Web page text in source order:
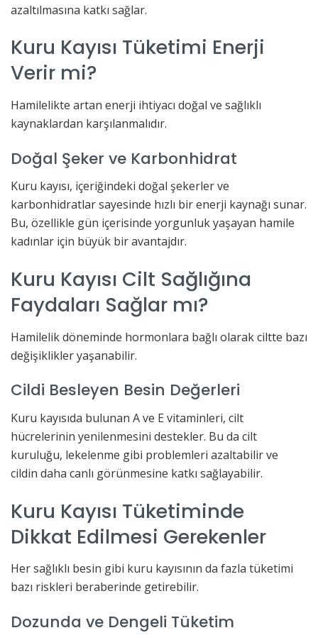
azaltılmasına katkı sağlar.
Kuru Kayısı Tüketimi Enerji
Verir mi?
Hamilelikte artan enerji ihtiyacı doğal ve sağlıklı
kaynaklardan karşılanmalıdır.
Doğal Şeker ve Karbonhidrat
Kuru kayısı, içeriğindeki doğal şekerler ve
karbonhidratlar sayesinde hızlı bir enerji kaynağı sunar.
Bu, özellikle gün içerisinde yorgunluk yaşayan hamile
kadınlar için büyük bir avantajdır.
Kuru Kayısı Cilt Sağlığına
Faydaları Sağlar mı?
Hamilelik döneminde hormonlara bağlı olarak ciltte bazı
değişiklikler yaşanabilir.
Cildi Besleyen Besin Değerleri
Kuru kayısıda bulunan A ve E vitaminleri, cilt
hücrelerinin yenilenmesini destekler. Bu da cilt
kuruluğu, lekelenme gibi problemleri azaltabilir ve
cildin daha canlı görünmesine katkı sağlayabilir.
Kuru Kayısı Tüketiminde
Dikkat Edilmesi Gerekenler
Her sağlıklı besin gibi kuru kayısının da fazla tüketimi
bazı riskleri beraberinde getirebilir.
Dozunda ve Dengeli Tüketim